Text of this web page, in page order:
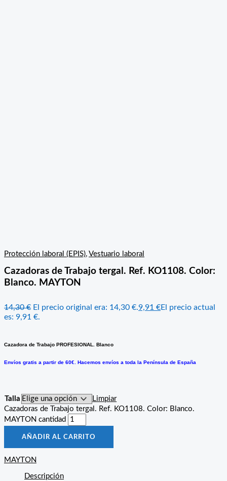
Protección laboral (EPIS), Vestuario laboral
Cazadoras de Trabajo tergal. Ref. KO1108. Color:
Blanco. MAYTON
14,30€ El precio original era: 14,30 €.9,91 €El precio actual
es: 9,91 €.
Cazadora de Trabajo PROFESIONAL. Blanco
Envíos gratis a partir de 60€. Hacemos envíos a toda la Península de España
Talla
Limpiar
Cazadoras de Trabajo tergal. Ref. KO1108. Color: Blanco.
MAYTON cantidad
AÑADIR AL CARRITO
MAYTON
Descripción